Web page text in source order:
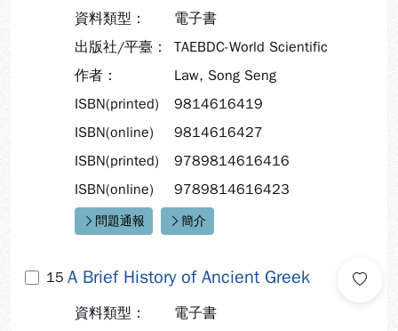
資料類型：
電子書
出版社/平臺：
TAEBDC-World Scientific
作者：
Law, Song Seng
ISBN(printed)
9814616419
ISBN(online)
9814616427
ISBN(printed)
9789814616416
ISBN(online)
9789814616423
快速連結：
問題通報 簡介
15 A Brief History of Ancient Greek
資料類型：
電子書